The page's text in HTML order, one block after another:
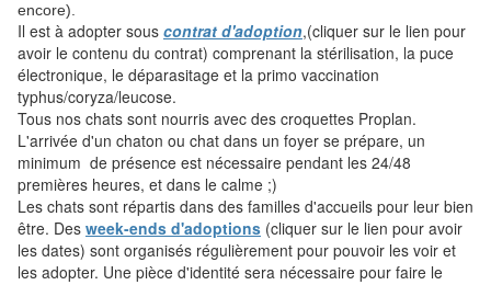
encore).
Il est à adopter sous contrat d'adoption,(cliquer sur le lien pour
avoir le contenu du contrat) comprenant la stérilisation, la puce
électronique, le déparasitage et la primo vaccination
typhus/coryza/leucose.
Tous nos chats sont nourris avec des croquettes Proplan.
L'arrivée d'un chaton ou chat dans un foyer se prépare, un
minimum de présence est nécessaire pendant les 24/48
premières heures, et dans le calme ;)
Les chats sont répartis dans des familles d'accueils pour leur bien
être. Des week-ends d'adoptions (cliquer sur le lien pour avoir
les dates) sont organisés régulièrement pour pouvoir les voir et
les adopter. Une pièce d'identité sera nécessaire pour faire le